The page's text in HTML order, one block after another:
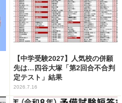
【中学受験2027】人気校の併願
先は…四谷大塚「第2回合不合判
定テスト」結果
2026.7.16